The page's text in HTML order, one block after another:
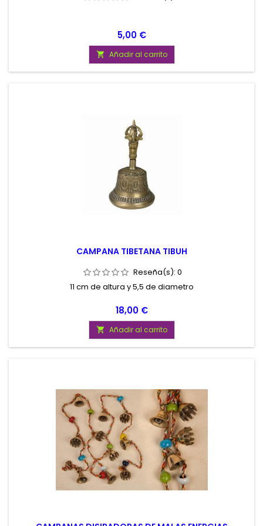
Precio
5,00 €
 Añadir al carrito
CAMPANA TIBETANA TIBUH
Reseña(s): 0
11 cm de altura y 5,5 de diametro
Precio
18,00 €
 Añadir al carrito